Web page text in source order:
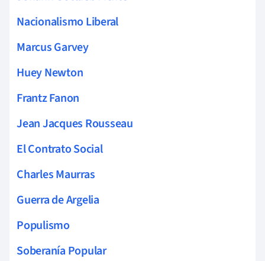
Nacionalismo Liberal
Marcus Garvey
Huey Newton
Frantz Fanon
Jean Jacques Rousseau
El Contrato Social
Charles Maurras
Guerra de Argelia
Populismo
Soberanía Popular